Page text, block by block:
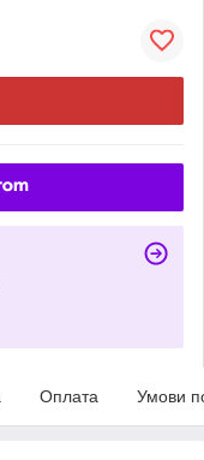
Оплата Умови